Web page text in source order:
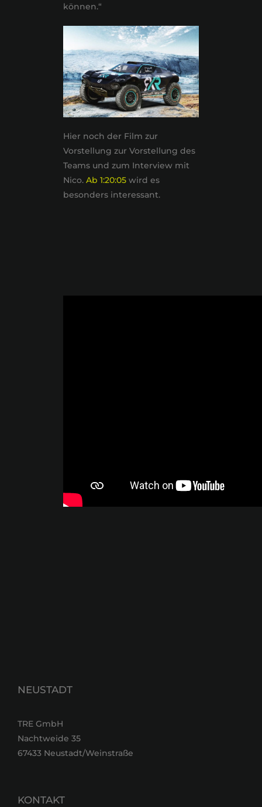
können.“
Hier noch der Film zur
Vorstellung zur Vorstellung des
Teams und zum Interview mit
Nico. Ab 1:20:05wird es
besonders interessant.
einen erfolgreiche Saison 2021.
NEUSTADT
TRE GmbH
Nachtweide 35
67433 Neustadt/Weinstraße
KONTAKT